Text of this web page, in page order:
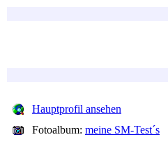
Hauptprofil ansehen
Fotoalbum: meine SM-Test´s